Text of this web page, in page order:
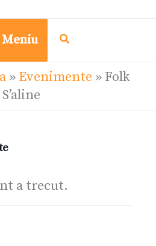
Meniu
» Evenimente » Folk
S’aline
a trecut.